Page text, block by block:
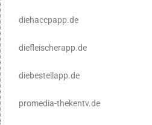
diehaccpapp.de
diefleischerapp.de
diebestellapp.de
promedia-thekentv.de